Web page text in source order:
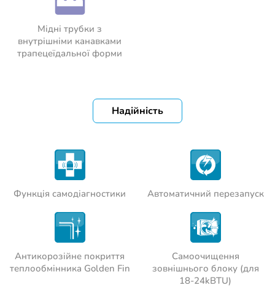
Мідні трубки з
внутрішніми канавками
трапецеїдальної форми
Надійність
Функція самодіагностики Автоматичний перезапуск
Антикорозійне покриття
теплообмінника Golden Fin
Самоочищення
зовнішнього блоку (для
18-24kBTU)